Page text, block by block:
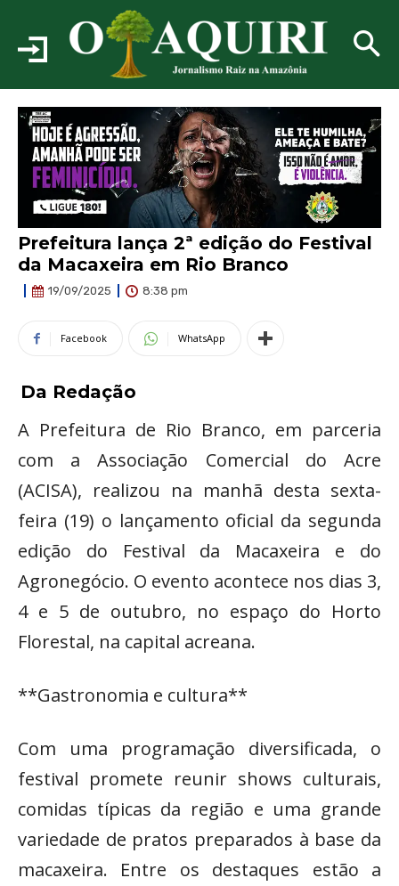
Prefeitura lança 2ª edição do Festival
da Macaxeira em Rio Branco
19/09/2025 8:38 pm
Facebook WhatsApp
Da Redação
A Prefeitura de Rio Branco, em parceria
com a Associação Comercial do Acre
(ACISA), realizou na manhã desta sexta-
feira (19) o lançamento oficial da segunda
edição do Festival da Macaxeira e do
Agronegócio. O evento acontece nos dias 3,
4 e 5 de outubro, no espaço do Horto
Florestal, na capital acreana.
**Gastronomia e cultura**
Com uma programação diversificada, o
festival promete reunir shows culturais,
comidas típicas da região e uma grande
variedade de pratos preparados à base da
macaxeira. Entre os destaques estão a